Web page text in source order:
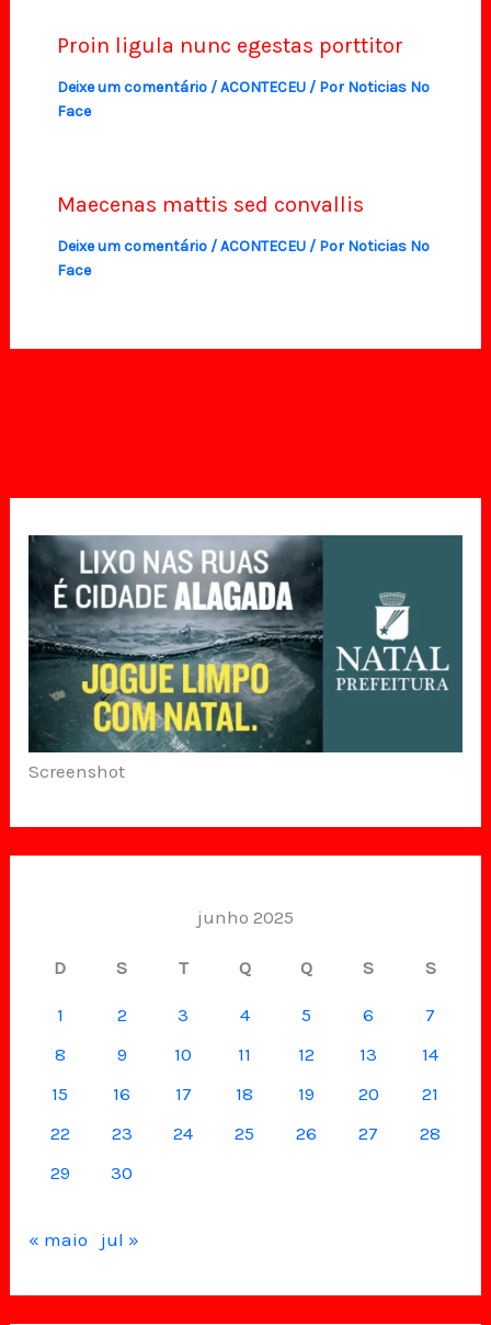
Screenshot
junho 2025
D S T Q Q S S
1 2 3 4 5 6
7
8
9 10 11 12 13
14
15
16 17 18 19 20
21
22
23 24 25 26 27
28
29
30
« maio jul »
Proin ligula nunc egestas porttitor
Deixe um comentário /ACONTECEU/ Por Noticias No
Face
Maecenas mattis sed convallis
Deixe um comentário /ACONTECEU/ Por Noticias No
Face